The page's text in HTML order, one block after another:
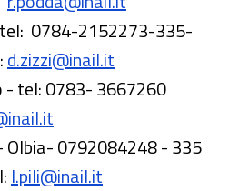
0784-2152273-335-
d.zizzi@inail.it
- tel: 0783- 3667260
Olbia- 0792084248 - 335
l.pili@inail.it